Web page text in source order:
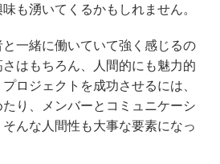
も湧いてくるかもしれません。
一緒に働いていて強く感じるの
はもちろん、人間的にも魅力的
ロジェクトを成功させるには、
り、メンバーとコミュニケーシ
んな人間性も大事な要素になっ